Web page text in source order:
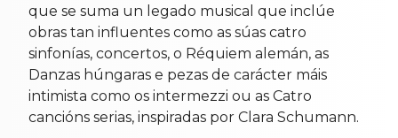
que se suma un legado musical que inclúe
obras tan influentes como as súas catro
sinfonías, concertos, o Réquiem alemán, as
Danzas húngaras e pezas de carácter máis
intimista como os intermezzi ou as Catro
cancións serias, inspiradas por Clara Schumann.